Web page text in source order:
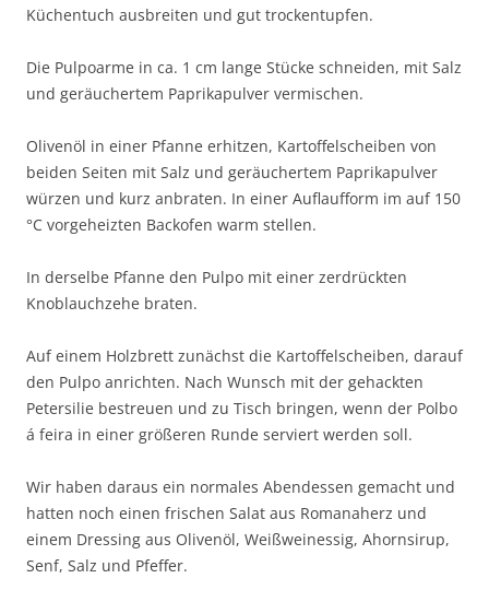
Küchentuch ausbreiten und gut trockentupfen.
Die Pulpoarme in ca. 1 cm lange Stücke schneiden, mit Salz
und geräuchertem Paprikapulver vermischen.
Olivenöl in einer Pfanne erhitzen, Kartoffelscheiben von
beiden Seiten mit Salz und geräuchertem Paprikapulver
würzen und kurz anbraten. In einer Auflaufform im auf 150
°C vorgeheizten Backofen warm stellen.
In derselbe Pfanne den Pulpo mit einer zerdrückten
Knoblauchzehe braten.
Auf einem Holzbrett zunächst die Kartoffelscheiben, darauf
den Pulpo anrichten. Nach Wunsch mit der gehackten
Petersilie bestreuen und zu Tisch bringen, wenn der Polbo
á feira in einer größeren Runde serviert werden soll.
Wir haben daraus ein normales Abendessen gemacht und
hatten noch einen frischen Salat aus Romanaherz und
einem Dressing aus Olivenöl, Weißweinessig, Ahornsirup,
Senf, Salz und Pfeffer.